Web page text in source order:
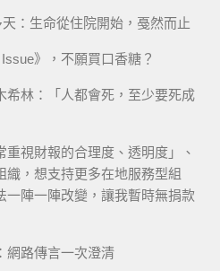
：生命從住院開始，戞然而止
》，不願買口香糖？
希林：「人都會死，至少要死成
重視財報的合理度、透明度」、
織，想支持更多在地服務型組
一陣一陣改變，讓我暫時無捐款
網路傳言一次澄清